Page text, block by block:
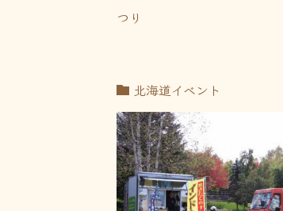
つり
北海道イベント